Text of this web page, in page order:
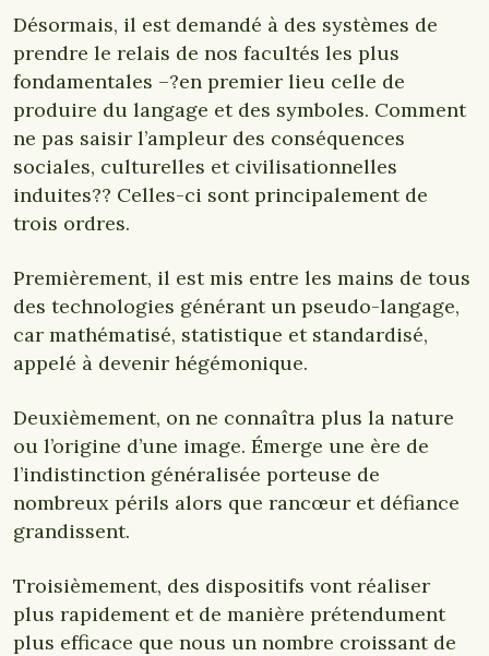
Désormais, il est demandé à des systèmes de
prendre le relais de nos facultés les plus
fondamentales –?en premier lieu celle de
produire du langage et des symboles. Comment
ne pas saisir l’ampleur des conséquences
sociales, culturelles et civilisationnelles
induites?? Celles-ci sont principalement de
trois ordres.
Premièrement, il est mis entre les mains de tous
des technologies générant un pseudo-langage,
car mathématisé, statistique et standardisé,
appelé à devenir hégémonique.
Deuxièmement, on ne connaîtra plus la nature
ou l’origine d’une image. Émerge une ère de
l’indistinction généralisée porteuse de
nombreux périls alors que rancœur et défiance
grandissent.
Troisièmement, des dispositifs vont réaliser
plus rapidement et de manière prétendument
plus efficace que nous un nombre croissant de